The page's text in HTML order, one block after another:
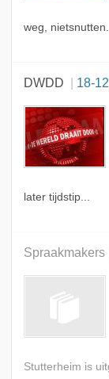
weg,
DWDD 18-
later tijdstip...
Spraakmakers
Stutterheim is